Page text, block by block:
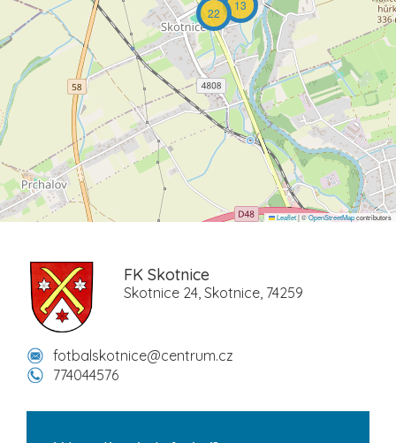
13
22
Leaflet|©OpenStreetMapcontributors
FK Skotnice
Skotnice 24, Skotnice, 74259
fotbalskotnice@centrum.cz
774044576